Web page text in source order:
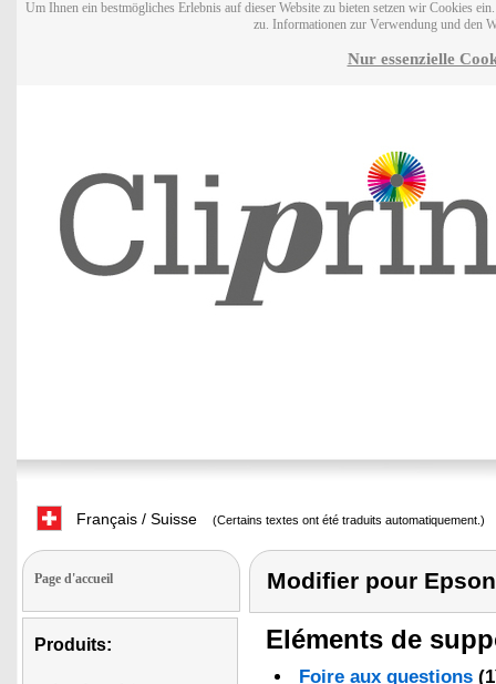
Um Ihnen ein bestmögliches Erlebnis auf dieser Website zu bieten setzen wir Cookies
zu. Informationen zur Verwendung und den
Nur essenzielle
Français / Suisse (Certains textes ont été traduits automatiquement.)
Page d'accueil
Produits:
Modifier pour
Eléments de
Foire aux questions